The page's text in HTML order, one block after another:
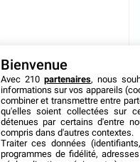
Bienvenue
Avec 210 partenaires, nous
informations sur vos appareils
combiner et transmettre entre
qu'elles soient collectées sur
détenues par certains d'entre
compris dans d'autres contextes.
Traiter ces données
programmes de fidélité,